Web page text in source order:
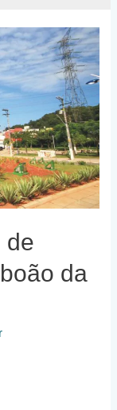
de
da